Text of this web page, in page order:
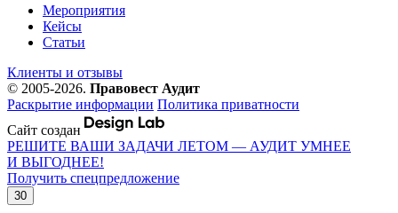
Мероприятия
Кейсы
Статьи
Клиенты и отзывы
© 2005-2026. Правовест Аудит
Раскрытие информации Политика приватности
Сайт создан
РЕШИТЕ ВАШИ ЗАДАЧИ ЛЕТОМ — АУДИТ УМНЕЕ
И ВЫГОДНЕЕ!
Получить спецпредложение
30